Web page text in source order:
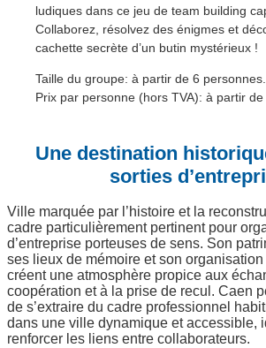
ludiques dans ce jeu de team building
Collaborez, résolvez des énigmes et
cachette secrète d’un butin mystérieux !
Taille du groupe: à partir de 6 personnes.
Prix par personne (hors TVA): à partir
Une destination
sorties
Ville marquée par l’histoire et la
cadre particulièrement pertinent pour
d’entreprise porteuses de sens. Son
ses lieux de mémoire et son
créent une atmosphère propice aux
coopération et à la prise de recul. Caen
de s’extraire du cadre professionnel
dans une ville dynamique et accessible,
renforcer les liens entre collaborateurs.